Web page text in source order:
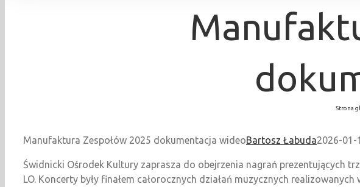
Strona
Manufaktura Zespołów 2025 dokumentacja wideoBartosz Łabuda2026-01-
Świdnicki Ośrodek Kultury zaprasza do obejrzenia nagrań prezentujących
LO. Koncerty były finałem całorocznych działań muzycznych